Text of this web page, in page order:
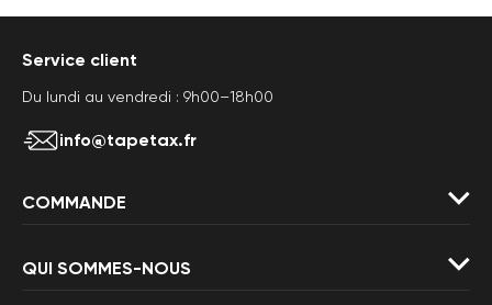
Service client
Du lundi au vendredi : 9h00–18h00
info@tapetax.fr
COMMANDE
QUI SOMMES-NOUS